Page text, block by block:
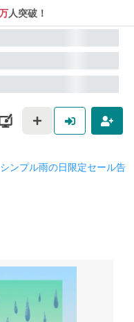
人突破！
シンプル雨の日限定セール告